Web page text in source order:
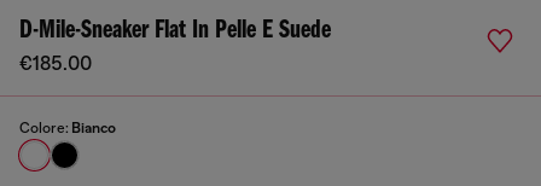
D-Mile-Sneaker Flat In Pelle E Suede
€185.00
Colore: Bianco